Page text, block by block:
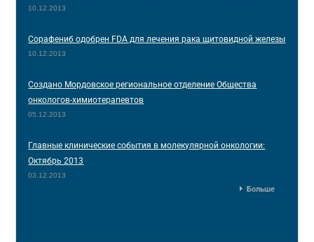
10.12.2013
Сорафениб одобрен FDA для лечения рака щитовидной железы
10.12.2013
Создано Мордовское региональное отделение Общества
онкологов-химиотерапевтов
05.12.2013
Главные клинические события в молекулярной онкологии:
Октябрь 2013
03.12.2013
Больше